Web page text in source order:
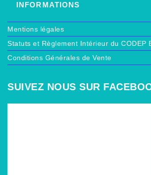
INFORMATIONS
Mentions légales
Statuts et Règlement Intérieur du CODEP
Conditions Générales de Vente
SUIVEZ NOUS SUR